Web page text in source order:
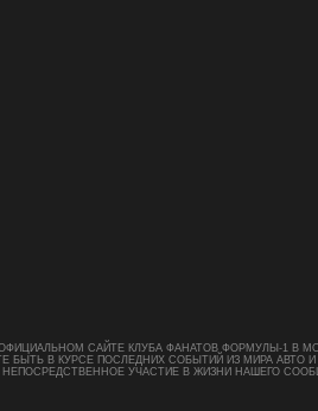
САЙТЕ КЛУБА ФАНАТОВ ФОРМУЛЫ-1 В
В КУРСЕ ПОСЛЕДНИХ СОБЫТИЙ ИЗ МИРА АВТО И
УЧАСТИЕ В ЖИЗНИ НАШЕГО